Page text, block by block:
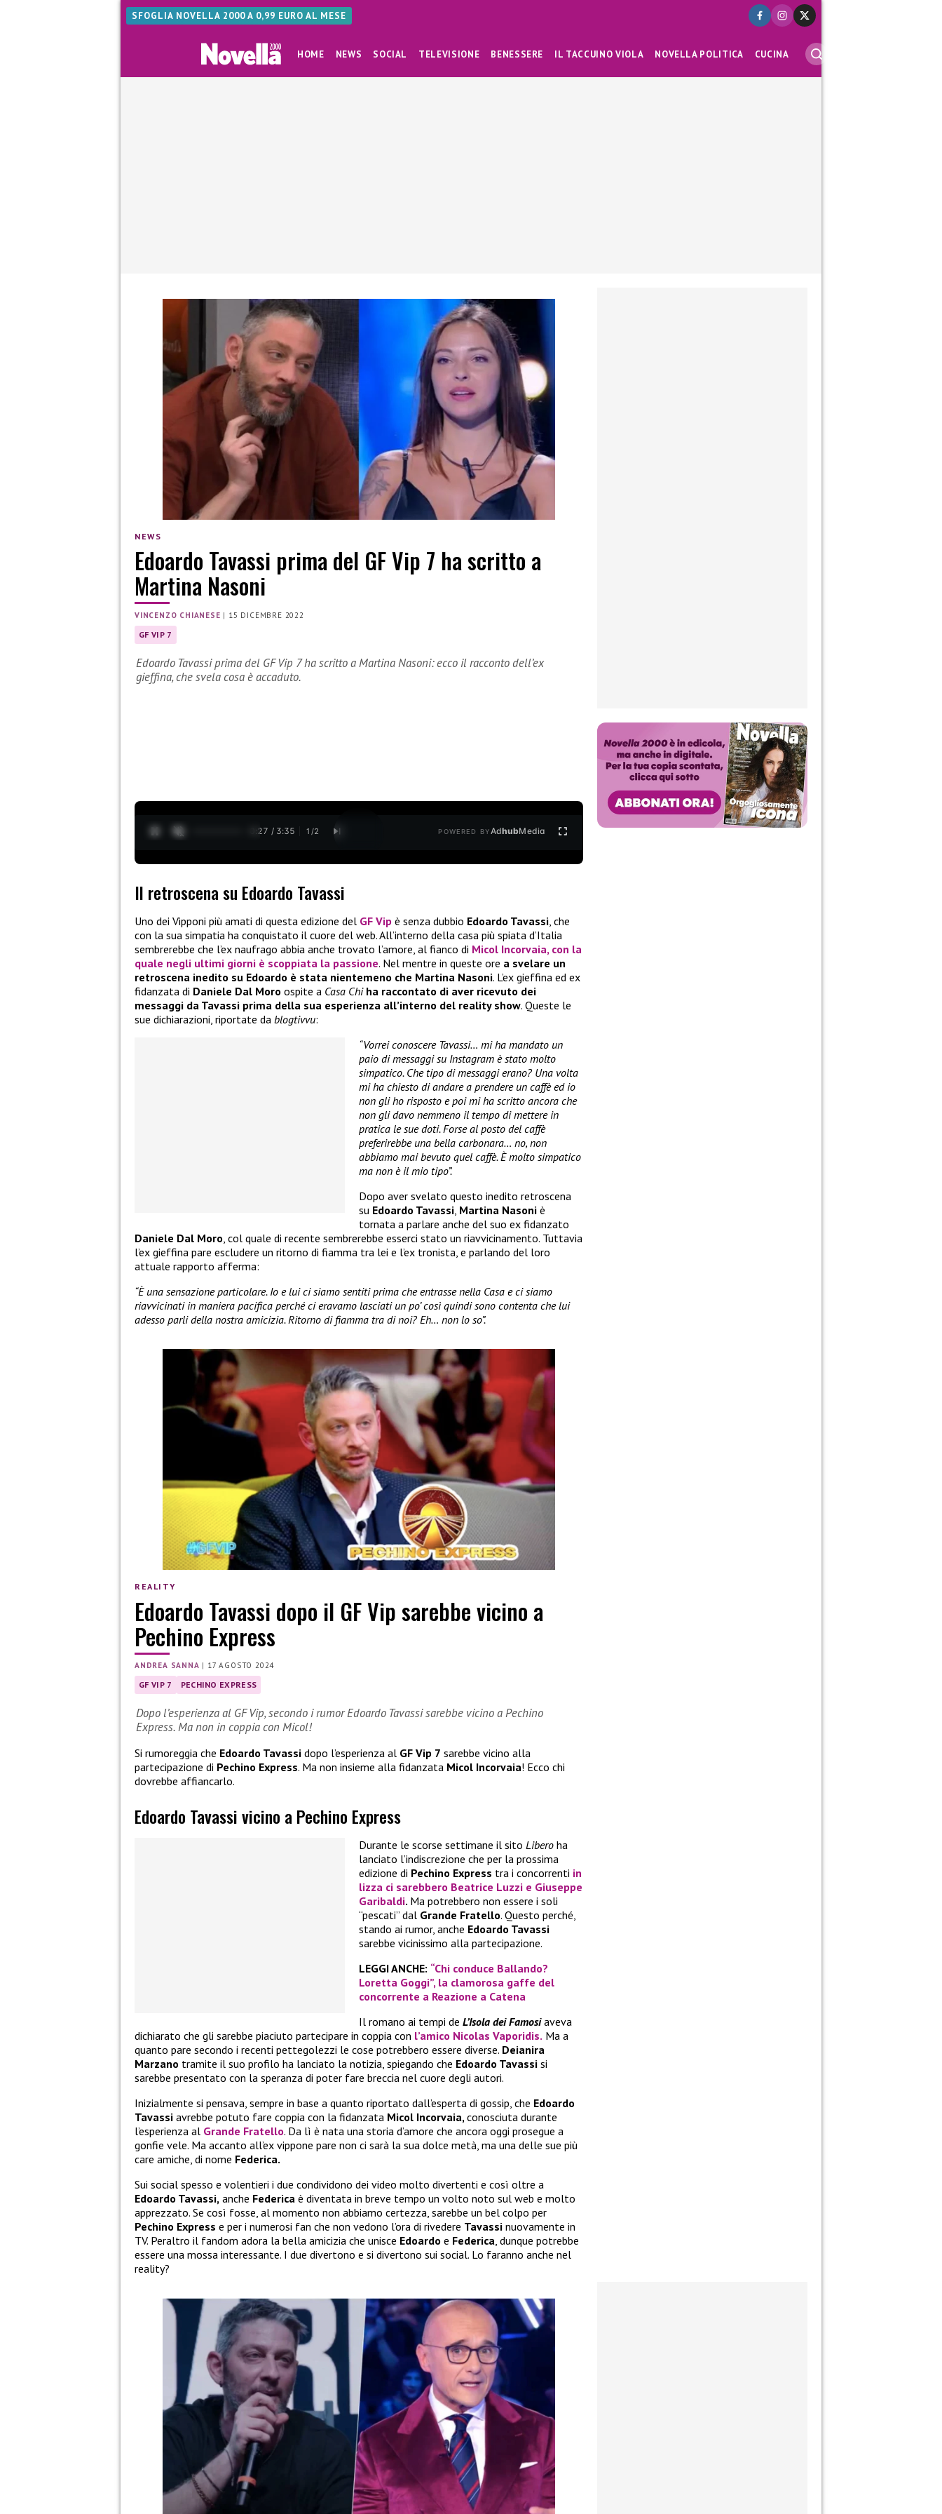
SFOGLIA NOVELLA 2000 A 0,99 EURO AL MESE
HOME NEWS SOCIAL TELEVISIONE BENESSERE IL TACCUINO VIOLA NOVELLA POLITICA CUCINA
NEWS
Edoardo Tavassi prima del GF Vip 7 ha scritto a
Martina Nasoni
VINCENZO CHIANESE | 15 DICEMBRE 2022
GF VIP 7
Edoardo Tavassi prima del GF Vip 7 ha scritto a Martina Nasoni: ecco il racconto dell’ex
gieffina, che svela cosa è accaduto.
0:28 / 3:35 1 /2 POWERED BYAdhubMedia
Il retroscena su Edoardo Tavassi
Uno dei Vipponi più amati di questa edizione del GF Vip è senza dubbio Edoardo Tavassi, che
con la sua simpatia ha conquistato il cuore del web. All’interno della casa più spiata d’Italia
sembrerebbe che l’ex naufrago abbia anche trovato l’amore, al fianco di Micol Incorvaia, con la
quale negli ultimi giorni è scoppiata la passione. Nel mentre in queste ore a svelare un
retroscena inedito su Edoardo è stata nientemeno che Martina Nasoni. L’ex gieffina ed ex
fidanzata di Daniele Dal Moro ospite a Casa Chi ha raccontato di aver ricevuto dei
messaggi da Tavassi prima della sua esperienza all’interno del reality show. Queste le
sue dichiarazioni, riportate da blogtivvu:
“Vorrei conoscere Tavassi… mi ha mandato un
paio di messaggi su Instagram è stato molto
simpatico. Che tipo di messaggi erano? Una volta
mi ha chiesto di andare a prendere un caffè ed io
non gli ho risposto e poi mi ha scritto ancora che
non gli davo nemmeno il tempo di mettere in
pratica le sue doti. Forse al posto del caffè
preferirebbe una bella carbonara… no, non
abbiamo mai bevuto quel caffè. È molto simpatico
ma non è il mio tipo”.
Dopo aver svelato questo inedito retroscena
su Edoardo Tavassi, Martina Nasoni è
tornata a parlare anche del suo ex fidanzato
Daniele Dal Moro, col quale di recente sembrerebbe esserci stato un riavvicinamento. Tuttavia
l’ex gieffina pare escludere un ritorno di fiamma tra lei e l’ex tronista, e parlando del loro
attuale rapporto afferma:
“È una sensazione particolare. Io e lui ci siamo sentiti prima che entrasse nella Casa e ci siamo
riavvicinati in maniera pacifica perché ci eravamo lasciati un po’ così quindi sono contenta che lui
adesso parli della nostra amicizia. Ritorno di fiamma tra di noi? Eh… non lo so”.
REALITY
Edoardo Tavassi dopo il GF Vip sarebbe vicino a
Pechino Express
ANDREA SANNA | 17 AGOSTO 2024
GF VIP 7 PECHINO EXPRESS
Dopo l’esperienza al GF Vip, secondo i rumor Edoardo Tavassi sarebbe vicino a Pechino
Express. Ma non in coppia con Micol!
Si rumoreggia che Edoardo Tavassi dopo l’esperienza al GF Vip 7 sarebbe vicino alla
partecipazione di Pechino Express. Ma non insieme alla fidanzata Micol Incorvaia! Ecco chi
dovrebbe affiancarlo.
Edoardo Tavassi vicino a Pechino Express
Durante le scorse settimane il sito Libero ha
lanciato l’indiscrezione che per la prossima
edizione di Pechino Express tra i concorrenti in
lizza ci sarebbero Beatrice Luzzi e Giuseppe
Garibaldi. Ma potrebbero non essere i soli
“pescati” dal Grande Fratello. Questo perché,
stando ai rumor, anche Edoardo Tavassi
sarebbe vicinissimo alla partecipazione.
LEGGI ANCHE: “Chi conduce Ballando?
Loretta Goggi”, la clamorosa gaffe del
concorrente a Reazione a Catena
Il romano ai tempi de L’Isola dei Famosiaveva
dichiarato che gli sarebbe piaciuto partecipare in coppia con l’amico Nicolas Vaporidis. Ma a
quanto pare secondo i recenti pettegolezzi le cose potrebbero essere diverse. Deianira
Marzano tramite il suo profilo ha lanciato la notizia, spiegando che Edoardo Tavassi si
sarebbe presentato con la speranza di poter fare breccia nel cuore degli autori.
Inizialmente si pensava, sempre in base a quanto riportato dall’esperta di gossip, che Edoardo
Tavassi avrebbe potuto fare coppia con la fidanzata Micol Incorvaia,conosciuta durante
l’esperienza al Grande Fratello. Da lì è nata una storia d’amore che ancora oggi prosegue a
gonfie vele. Ma accanto all’ex vippone pare non ci sarà la sua dolce metà, ma una delle sue più
care amiche, di nome Federica.
Sui social spesso e volentieri i due condividono dei video molto divertenti e così oltre a
Edoardo Tavassi, anche Federica è diventata in breve tempo un volto noto sul web e molto
apprezzato. Se così fosse, al momento non abbiamo certezza, sarebbe un bel colpo per
Pechino Express e per i numerosi fan che non vedono l’ora di rivedere Tavassi nuovamente in
TV. Peraltro il fandom adora la bella amicizia che unisce Edoardo e Federica, dunque potrebbe
essere una mossa interessante. I due divertono e si divertono sui social. Lo faranno anche nel
reality?